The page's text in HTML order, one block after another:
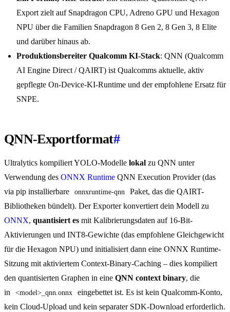
Export zielt auf Snapdragon CPU, Adreno GPU und Hexagon
NPU über die Familien Snapdragon 8 Gen 2, 8 Gen 3, 8 Elite
und darüber hinaus ab.
Produktionsbereiter Qualcomm KI-Stack: QNN (Qualcomm
AI Engine Direct / QAIRT) ist Qualcomms aktuelle, aktiv
gepflegte On-Device-KI-Runtime und der empfohlene Ersatz für
SNPE.
QNN-Exportformat#
Ultralytics kompiliert YOLO-Modelle lokal zu QNN unter
Verwendung des ONNX Runtime QNN Execution Provider (das
via pip installierbare
onnxruntime-qnn
Paket, das die QAIRT-
Bibliotheken bündelt). Der Exporter konvertiert dein Modell zu
ONNX, quantisiert es mit Kalibrierungsdaten auf 16-Bit-
Aktivierungen und INT8-Gewichte (das empfohlene Gleichgewicht
für die Hexagon NPU) und initialisiert dann eine ONNX Runtime-
Sitzung mit aktiviertem Context-Binary-Caching – dies kompiliert
den quantisierten Graphen in eine QNN context binary, die
in
<model>_qnn.onnx
eingebettet ist. Es ist kein Qualcomm-Konto,
kein Cloud-Upload und kein separater SDK-Download erforderlich.